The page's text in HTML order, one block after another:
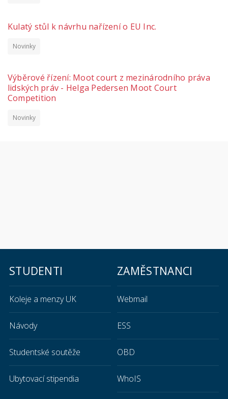
Kulatý stůl k návrhu nařízení o EU Inc.
Novinky
Výběrové řízení: Moot court z mezinárodního práva
lidských práv - Helga Pedersen Moot Court
Competition
Novinky
STUDENTI
Koleje a menzy UK
Návody
Studentské soutěže
Ubytovací stipendia
ZAMĚSTNANCI
Webmail
ESS
OBD
WhoIS